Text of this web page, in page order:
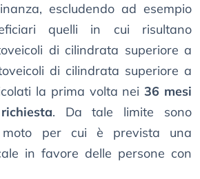
escludendo ad esempio
quelli in cui risultano
di cilindrata superiore a
di cilindrata superiore a
la prima volta nei36 mesi
. Da tale limite sono
per cui è prevista una
in favore delle persone con